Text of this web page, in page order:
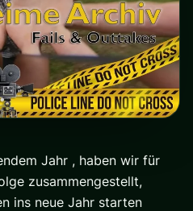
Jahr , haben wir für
zusammengestellt,
ins neue Jahr starten